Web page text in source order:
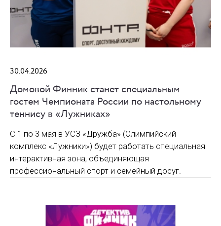
30.04.2026
Домовой Финник станет специальным
гостем Чемпионата России по настольному
теннису в «Лужниках»
С 1 по 3 мая в УСЗ «Дружба» (Олимпийский
комплекс «Лужники») будет работать специальная
интерактивная зона, объединяющая
профессиональный спорт и семейный досуг.